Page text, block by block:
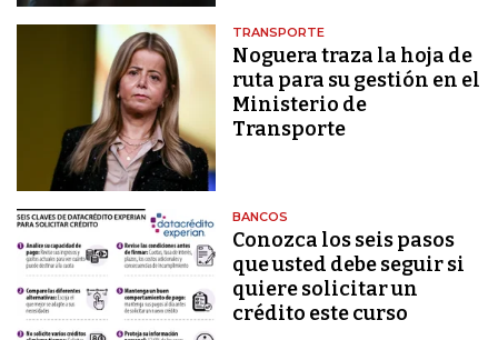
TRANSPORTE
Noguera traza la hoja de
ruta para su gestión en el
Ministerio de
Transporte
BANCOS
Conozca los seis pasos
que usted debe seguir si
quiere solicitar un
crédito este curso